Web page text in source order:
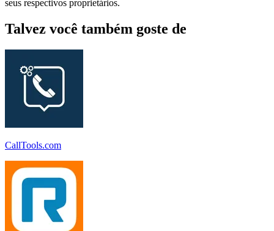
seus respectivos proprietários.
Talvez você também goste de
CallTools.com